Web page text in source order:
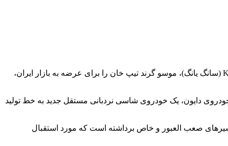
یک شرکت داخلی در راستای توسعه سبد محصولات خود و در ادامه تامین نیاز بازار به عنوان یک شرکت در حال رشد و توسعه، خودروی KGM (سانگ یانگ)، موسو گرند تیپ خان را برای عرضه به بازار ایران،
دایون، یک خودروی شاسی نردبانی مستقل جدید به خط تولید
صعب العبور و خاص برداشته است که مورد استقبال